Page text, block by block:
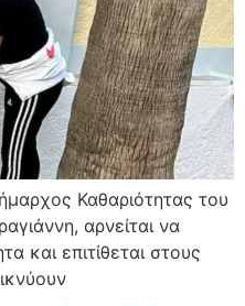
Καθαριότητας του
αρνείται να
και επιτίθεται στους